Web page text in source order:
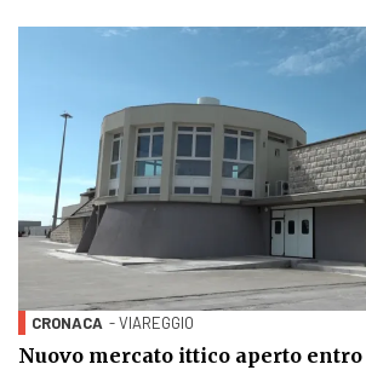
CRONACA - VIAREGGIO
Nuovo mercato ittico aperto